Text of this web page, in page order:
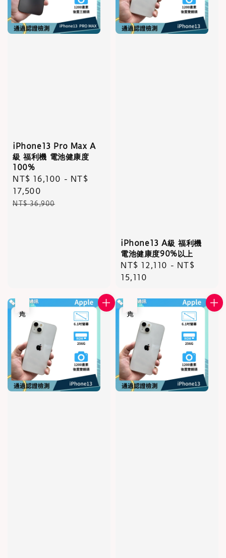
iPhone13 Pro Max A
級 福利機 電池健康度
100%
Sale
price
NT$ 16,100 - NT$
17,500
Regular
NT$ 36,900
iPhone13 A級 福利機
電池健康度90%以上
Regular
price
NT$ 12,110 - NT$
15,110